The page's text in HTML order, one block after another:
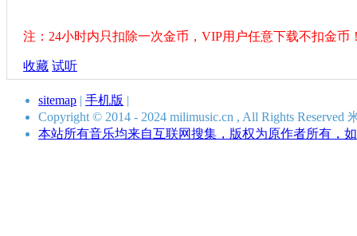
注：24小时内只扣除一次金币，VIP用户任意下载不扣金币
收藏 试听
sitemap | 手机版 |
Copyright © 2014 - 2024 milimusic.cn , All Rights Reserved
本站所有音乐均来自互联网搜集，版权为原作者所有，